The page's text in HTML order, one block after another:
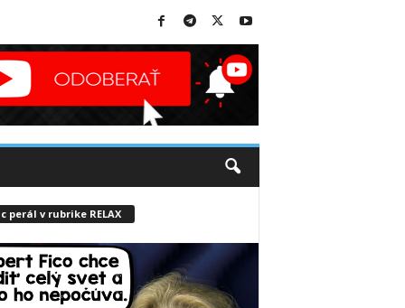
perál v rubrike RELAX